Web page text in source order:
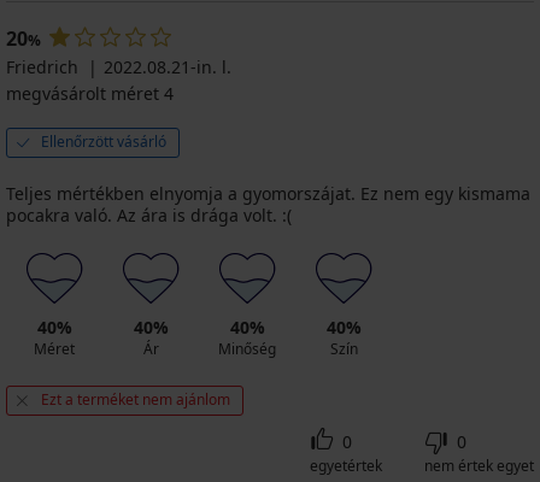
20%
Friedrich
2022.08.21-in. l.
megvásárolt méret 4
Ellenőrzött vásárló
Teljes mértékben elnyomja a gyomorszájat. Ez nem egy kismama
pocakra való. Az ára is drága volt. :(
40%
Méret
40%
Ár
40%
Minőség
40%
Szín
Ezt a terméket nem ajánlom
0
egyetértek
0
nem értek egyet